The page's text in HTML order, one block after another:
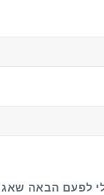
לפעם הבאה